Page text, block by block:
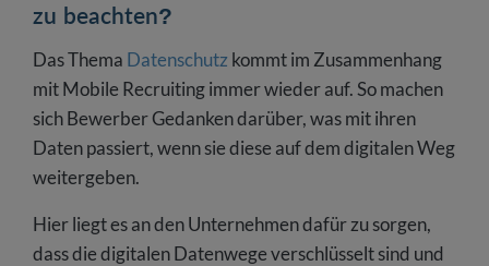
zu beachten?
Das Thema Datenschutz kommt im Zusammenhang
mit Mobile Recruiting immer wieder auf. So machen
sich Bewerber Gedanken darüber, was mit ihren
Daten passiert, wenn sie diese auf dem digitalen Weg
weitergeben.
Hier liegt es an den Unternehmen dafür zu sorgen,
dass die digitalen Datenwege verschlüsselt sind und